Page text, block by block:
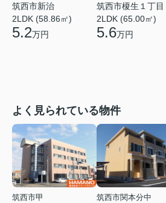
筑西市新治
2LDK (58.86㎡)
5.2万円
筑西市榎生１丁目
2LDK (65.00㎡)
5.6万円
よく見られている物件
筑西市甲
筑西市関本分中